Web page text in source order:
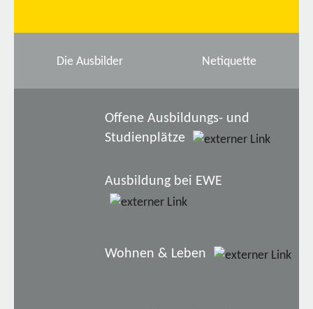
Die Ausbilder Netiquette
Offene Ausbildungs- und
Studienplätze
Ausbildung bei EWE
Wohnen & Leben